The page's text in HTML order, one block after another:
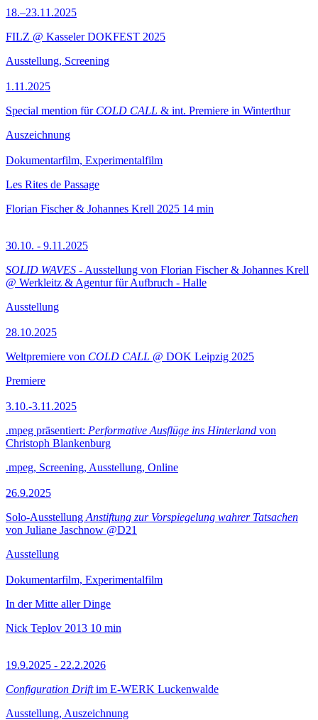
18.–23.11.2025
FILZ @ Kasseler DOKFEST 2025
Ausstellung, Screening
1.11.2025
Special mention für COLD CALL & int. Premiere in Winterthur
Auszeichnung
Dokumentarfilm, Experimentalfilm
Les Rites de Passage
Florian Fischer & Johannes Krell 2025 14 min
30.10. - 9.11.2025
SOLID WAVES - Ausstellung von Florian Fischer & Johannes Krell
@ Werkleitz & Agentur für Aufbruch - Halle
Ausstellung
28.10.2025
Weltpremiere von COLD CALL @ DOK Leipzig 2025
Premiere
3.10.-3.11.2025
.mpeg präsentiert: Performative Ausflüge ins Hinterland von
Christoph Blankenburg
.mpeg, Screening, Ausstellung, Online
26.9.2025
Solo-Ausstellung Anstiftung zur Vorspiegelung wahrer Tatsachen
von Juliane Jaschnow @D21
Ausstellung
Dokumentarfilm, Experimentalfilm
In der Mitte aller Dinge
Nick Teplov 2013 10 min
19.9.2025 - 22.2.2026
Configuration Driftim E-WERK Luckenwalde
Ausstellung, Auszeichnung